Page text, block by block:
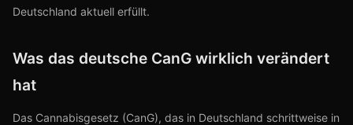
Deutschland aktuell erfüllt.
Was das deutsche CanG wirklich verändert
hat
Das Cannabisgesetz (CanG), das in Deutschland schrittweise in